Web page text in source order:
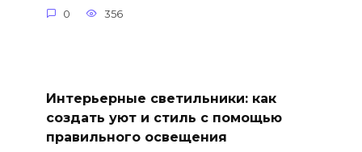
0 356
Интерьерные светильники: как
создать уют и стиль с помощью
правильного освещения